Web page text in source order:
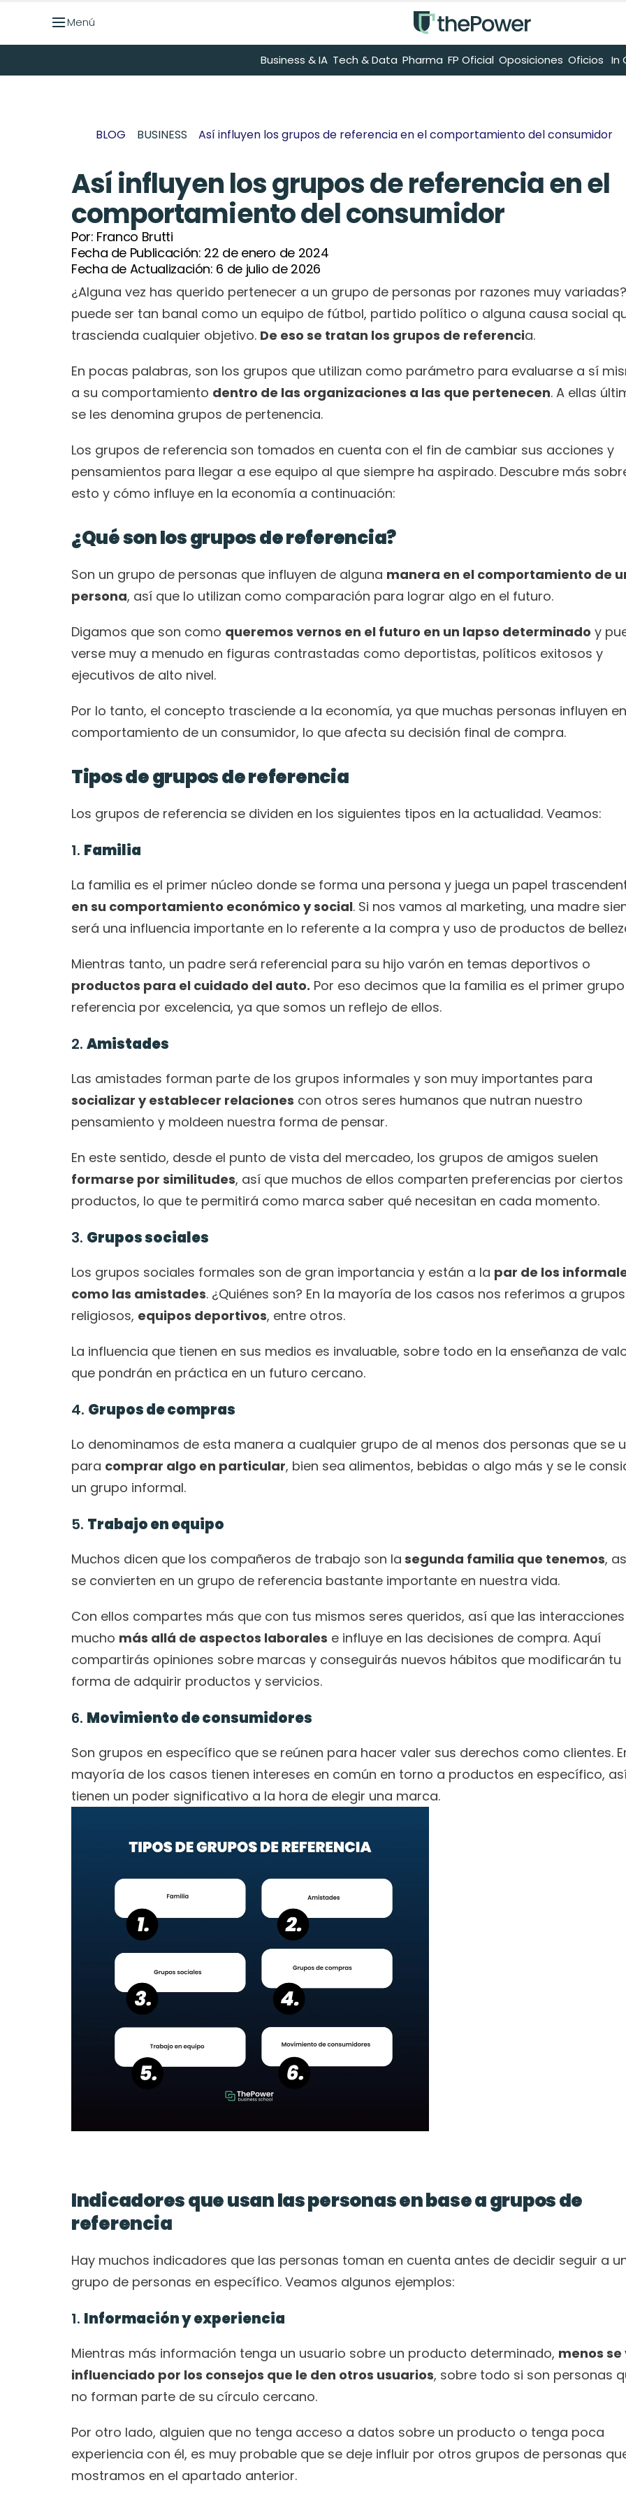
Menú
Business & IA Tech & Data Pharma FP Oficial Oposiciones Oficios In
BLOG BUSINESS Así influyen los grupos de referencia en el comportamiento del consumidor
Así influyen los grupos de referencia en el
comportamiento del consumidor
Por: Franco Brutti
Fecha de Publicación: 22 de enero de 2024
Fecha de Actualización: 6 de julio de 2026
¿Alguna vez has querido pertenecer a un grupo de personas por razones muy
puede ser tan banal como un equipo de fútbol, partido político o alguna causa social
trascienda cualquier objetivo. De eso se tratan los grupos de referencia.
En pocas palabras, son los grupos que utilizan como parámetro para evaluarse a sí
a su comportamiento dentro de las organizaciones a las que pertenecen. A ellas
se les denomina grupos de pertenencia.
Los grupos de referencia son tomados en cuenta con el fin de cambiar sus acciones y
pensamientos para llegar a ese equipo al que siempre ha aspirado. Descubre más
esto y cómo influye en la economía a continuación:
¿Qué son los grupos de referencia?
Son un grupo de personas que influyen de alguna manera en el comportamiento de
persona, así que lo utilizan como comparación para lograr algo en el futuro.
Digamos que son como queremos vernos en el futuro en un lapso determinado y
verse muy a menudo en figuras contrastadas como deportistas, políticos exitosos y
ejecutivos de alto nivel.
Por lo tanto, el concepto trasciende a la economía, ya que muchas personas influyen
comportamiento de un consumidor, lo que afecta su decisión final de compra.
Tipos de grupos de referencia
Los grupos de referencia se dividen en los siguientes tipos en la actualidad. Veamos:
1. Familia
en su comportamiento económico y social. Si nos vamos al marketing, una madre
será una influencia importante en lo referente a la compra y uso de productos de
productos para el cuidado del auto. Por eso decimos que la familia es el primer
referencia por excelencia, ya que somos un reflejo de ellos.
2. Amistades
Las amistades forman parte de los grupos informales y son muy importantes para
socializar y establecer relaciones con otros seres humanos que nutran nuestro
pensamiento y moldeen nuestra forma de pensar.
formarse por similitudes, así que muchos de ellos comparten preferencias por ciertos
productos, lo que te permitirá como marca saber qué necesitan en cada momento.
3. Grupos sociales
Los grupos sociales formales son de gran importancia y están a la par de los
como las amistades. ¿Quiénes son? En la mayoría de los casos nos referimos a grupos
religiosos, equipos deportivos, entre otros.
La influencia que tienen en sus medios es invaluable, sobre todo en la enseñanza de
que pondrán en práctica en un futuro cercano.
4. Grupos de compras
Lo denominamos de esta manera a cualquier grupo de al menos dos personas que se
para comprar algo en particular, bien sea alimentos, bebidas o algo más y se le
un grupo informal.
5. Trabajo en equipo
Muchos dicen que los compañeros de trabajo son la segunda familia que tenemos,
se convierten en un grupo de referencia bastante importante en nuestra vida.
Con ellos compartes más que con tus mismos seres queridos, así que las
mucho más allá de aspectos laborales e influye en las decisiones de compra. Aquí
compartirás opiniones sobre marcas y conseguirás nuevos hábitos que modificarán tu
forma de adquirir productos y servicios.
6. Movimiento de consumidores
Son grupos en específico que se reúnen para hacer valer sus derechos como clientes.
mayoría de los casos tienen intereses en común en torno a productos en específico,
tienen un poder significativo a la hora de elegir una marca.
Indicadores que usan las personas en base a grupos de
referencia
Hay muchos indicadores que las personas toman en cuenta antes de decidir seguir a
grupo de personas en específico. Veamos algunos ejemplos:
1. Información y experiencia
Mientras más información tenga un usuario sobre un producto determinado, menos
influenciado por los consejos que le den otros usuarios, sobre todo si son personas
no forman parte de su círculo cercano.
Por otro lado, alguien que no tenga acceso a datos sobre un producto o tenga poca
experiencia con él, es muy probable que se deje influir por otros grupos de personas
mostramos en el apartado anterior.